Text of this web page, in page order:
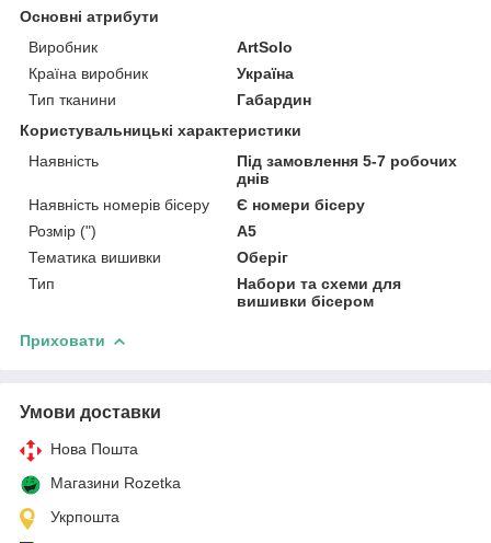
Основні атрибути
Виробник
ArtSolo
Країна виробник
Україна
Тип тканини
Габардин
Користувальницькі характеристики
Наявність
Під замовлення 5-7 робочих
днів
Наявність номерів бісеру
Є номери бісеру
Розмір (")
А5
Тематика вишивки
Оберіг
Тип
Набори та схеми для
вишивки бісером
Приховати
Умови доставки
Нова Пошта
Магазини Rozetka
Укрпошта